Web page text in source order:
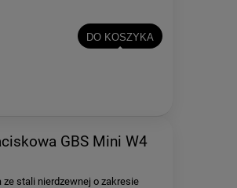
DO KOSZYKA
GBS Mini W4
stali nierdzewnej o zakresie